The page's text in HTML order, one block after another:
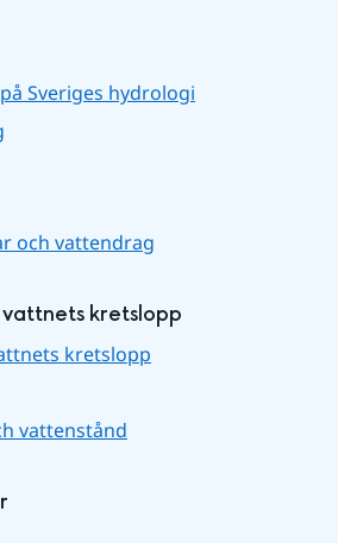
Sveriges hydrologi
och vattendrag
kretslopp
kretslopp
vattenstånd